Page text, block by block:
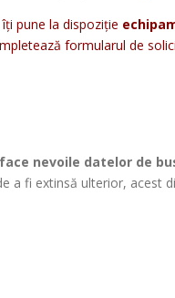
pune la dispoziție
formularul de
nevoile datelor de
a fi extinsă ulterior, acest